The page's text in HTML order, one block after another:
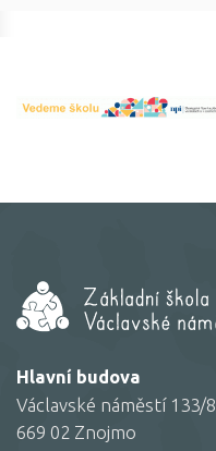
Hlavní budova
Václavské náměstí 133/8
669 02 Znojmo